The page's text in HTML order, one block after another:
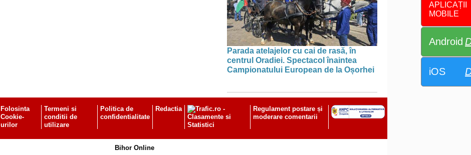
APLICAȚII
MOBILE
Android
iOS
Parada atelajelor cu cai de rasă, în
centrul Oradiei. Spectacol înaintea
Campionatului European de la Oșorhei
Folosinta
Cookie-
urilor
Termeni si
conditii de
utilizare
Politica de
confidentialitate
Redactia
Regulament postare și
moderare comentarii
Bihor Online